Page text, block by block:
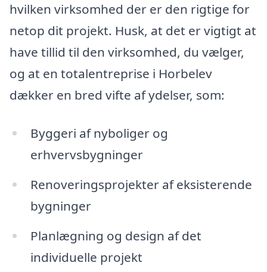
hvilken virksomhed der er den rigtige for
netop dit projekt. Husk, at det er vigtigt at
have tillid til den virksomhed, du vælger,
og at en totalentreprise i Horbelev
dækker en bred vifte af ydelser, som:
Byggeri af nyboliger og
erhvervsbygninger
Renoveringsprojekter af eksisterende
bygninger
Planlægning og design af det
individuelle projekt